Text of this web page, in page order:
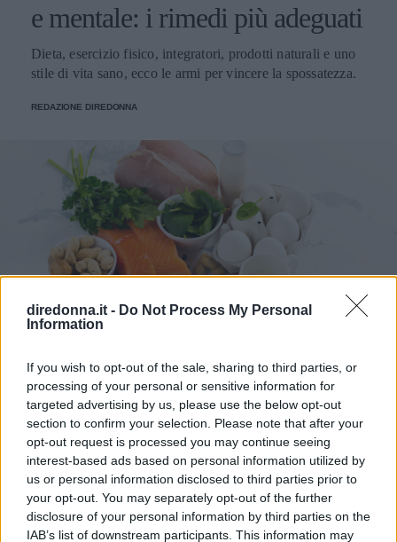
diredonna.it - Do Not Process My Personal
Information
If you wish to opt-out of the sale, sharing to third parties, or
processing of your personal or sensitive information for
targeted advertising by us, please use the below opt-out
section to confirm your selection. Please note that after your
opt-out request is processed you may continue seeing
interest-based ads based on personal information utilized by
us or personal information disclosed to third parties prior to
your opt-out. You may separately opt-out of the further
disclosure of your personal information by third parties on the
IAB’s list of downstream participants. This information may
e mentale: i rimedi più adeguati
Dieta, esercizio fisico, integratori, prodotti naturali e uno
stile di vita sano, ecco le armi per vincere la spossatezza.
REDAZIONE DIREDONNA
DIETA DIMAGRANTE
Cena e dieta: cosa mangiare la
sera per dimagrire?
Cosa è bene mangiare o evitare a cena quando si è a dieta